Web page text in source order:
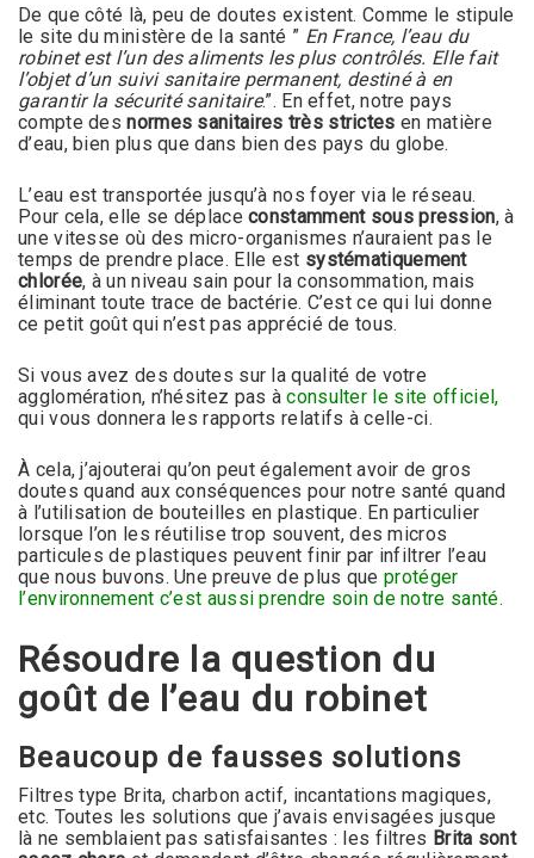
De que côté là, peu de doutes existent. Comme le stipule
le site du ministère de la santé ” En France, l’eau du
robinet est l’un des aliments les plus contrôlés. Elle fait
l’objet d’un suivi sanitaire permanent, destiné à en
garantir la sécurité sanitaire.”. En effet, notre pays
compte desnormes sanitaires très strictes en matière
d’eau, bien plus que dans bien des pays du globe.
L’eau est transportée jusqu’à nos foyer via le réseau.
Pour cela, elle se déplaceconstamment sous pression, à
une vitesse où des micro-organismes n’auraient pas le
temps de prendre place. Elle est systématiquement
chlorée, à un niveau sain pour la consommation, mais
éliminant toute trace de bactérie. C’est ce qui lui donne
ce petit goût qui n’est pas apprécié de tous.
Si vous avez des doutes sur la qualité de votre
agglomération, n’hésitez pas àconsulter le site officiel,
qui vous donnera les rapports relatifs à celle-ci.
À cela, j’ajouterai qu’on peut également avoir de gros
doutes quand aux conséquences pour notre santé quand
à l’utilisation de bouteilles en plastique. En particulier
lorsque l’on les réutilise trop souvent, des micros
particules de plastiques peuvent finir par infiltrer l’eau
que nous buvons. Une preuve de plus que protéger
l’environnement c’est aussi prendre soin de notre santé.
Résoudre la question du
goût de l’eau du robinet
Beaucoup de fausses solutions
Filtres type Brita, charbon actif, incantations magiques,
etc. Toutes les solutions que j’avais envisagées jusque
là ne semblaient pas satisfaisantes : les filtres Brita sont